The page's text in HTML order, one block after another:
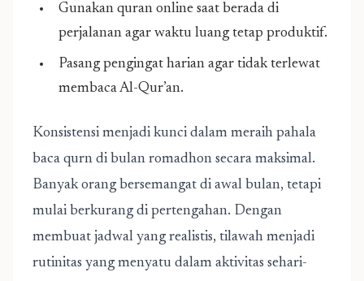
Gunakan quran online saat berada di
perjalanan agar waktu luang tetap produktif.
Pasang pengingat harian agar tidak terlewat
membaca Al-Qur’an.
Konsistensi menjadi kunci dalam meraih pahala
baca qurn di bulan romadhon secara maksimal.
Banyak orang bersemangat di awal bulan, tetapi
mulai berkurang di pertengahan. Dengan
membuat jadwal yang realistis, tilawah menjadi
rutinitas yang menyatu dalam aktivitas sehari-